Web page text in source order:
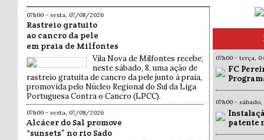
07h00 - sexta, 07/08/2026
Rastreio gratuito
ao cancro da pele
em praia de Milfontes
Vila Nova de Milfontes recebe,
neste sábado, 8, uma ação de
rastreio gratuita de cancro da pele junto à praia,
promovida pelo Núcleo Regional do Sul da Liga
Portuguesa Contra o Cancro (LPCC).
07h00 - sexta, 07/08/2026
Alcácer do Sal promove
“sunsets” no rio Sado
07h00 - terça,
FC
07h00 -
patente